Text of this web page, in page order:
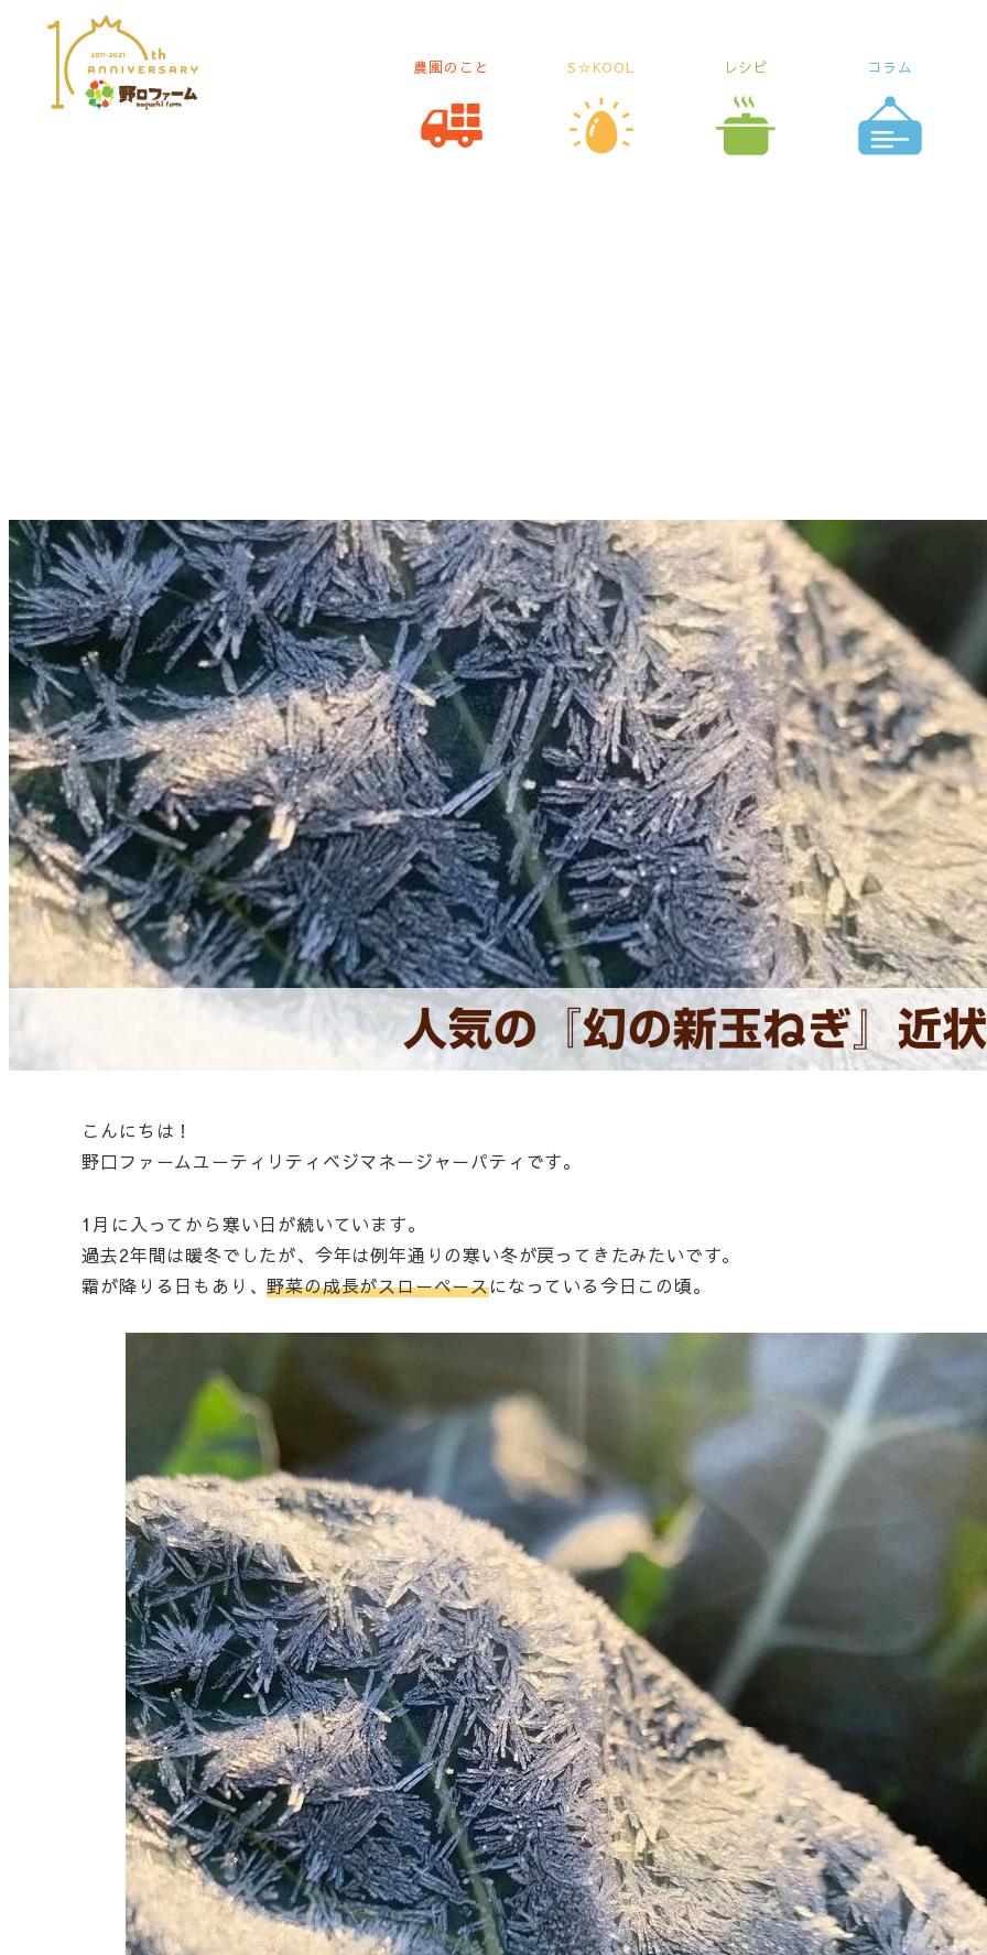
農園のこと S☆KOOL レシピ コラム
人気の『幻の新玉ねぎ』近
こんにちは！
野口ファームユーティリティベジマネージャーパティです。
1月に入ってから寒い日が続いています。
過去2年間は暖冬でしたが、今年は例年通りの寒い冬が戻ってきたみたいです。
霜が降りる日もあり、野菜の成長がスローペースになっている今日この頃。